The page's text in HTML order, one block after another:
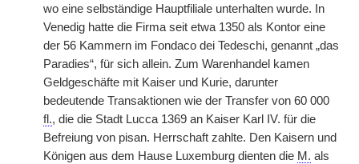
wo eine selbständige Hauptfiliale unterhalten wurde. In
Venedig hatte die Firma seit etwa 1350 als Kontor eine
der 56 Kammern im Fondaco dei Tedeschi, genannt „das
Paradies“, für sich allein. Zum Warenhandel kamen
Geldgeschäfte mit Kaiser und Kurie, darunter
bedeutende Transaktionen wie der Transfer von 60 000
fl., die die Stadt Lucca 1369 an Kaiser Karl IV. für die
Befreiung von pisan. Herrschaft zahlte. Den Kaisern und
Königen aus dem Hause Luxemburg dienten die M. als